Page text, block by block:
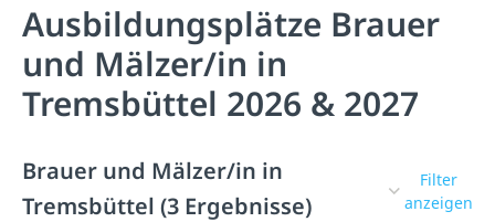
Ausbildungsplätze Brauer
und Mälzer/in in
Tremsbüttel 2026 & 2027
Brauer und Mälzer/in in
Tremsbüttel (3 Ergebnisse)
Filter
anzeigen